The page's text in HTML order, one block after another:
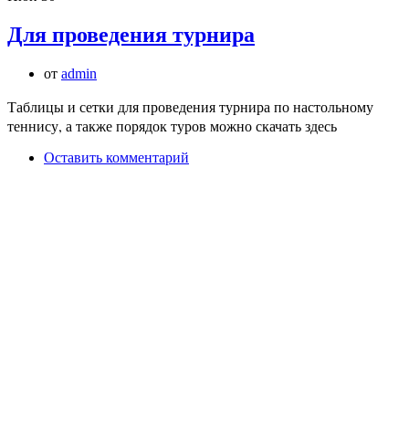
Для проведения турнира
от admin
Таблицы и сетки для проведения турнира по настольному
теннису, а также порядок туров можно скачать здесь
Оставить комментарий